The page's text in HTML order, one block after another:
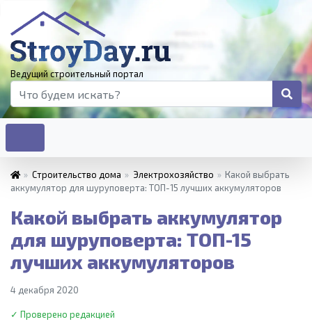
Ведущий строительный портал
» Строительство дома » Электрохозяйство » Какой выбрать
аккумулятор для шуруповерта: ТОП-15 лучших аккумуляторов
Какой выбрать аккумулятор
для шуруповерта: ТОП-15
лучших аккумуляторов
4 декабря 2020
✓ Проверено редакцией